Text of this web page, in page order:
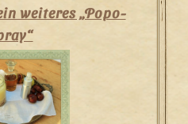
weiteres „Popo-